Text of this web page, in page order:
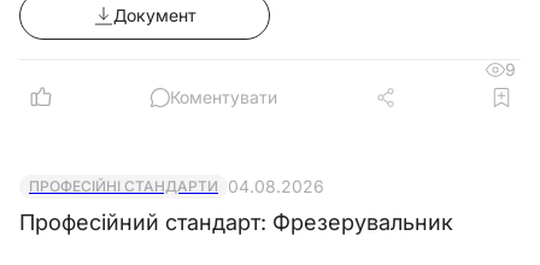
Документ
9
Коментувати
ПРОФЕСІЙНІ СТАНДАРТИ 04.08.2026
Професійний стандарт: Фрезерувальник